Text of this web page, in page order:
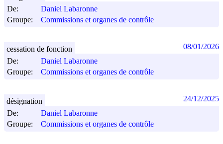
De:
Daniel Labaronne
Groupe:
Commissions et organes de contrôle
De:
Daniel Labaronne
Groupe:
Commissions et organes de contrôle
cessation de fonction 08/01/2026
De:
Daniel Labaronne
Groupe:
Commissions et organes de contrôle
désignation 24/12/2025